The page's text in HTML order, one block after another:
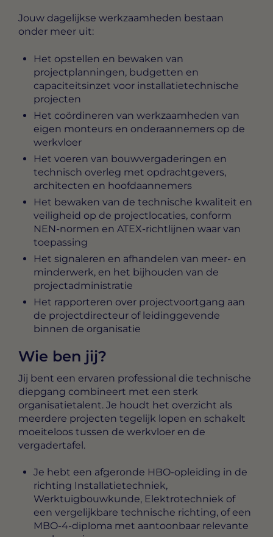
Jouw dagelijkse werkzaamheden bestaan
onder meer uit:
Het opstellen en bewaken van
projectplanningen, budgetten en
capaciteitsinzet voor installatietechnische
projecten
Het coördineren van werkzaamheden van
eigen monteurs en onderaannemers op de
werkvloer
Het voeren van bouwvergaderingen en
technisch overleg met opdrachtgevers,
architecten en hoofdaannemers
Het bewaken van de technische kwaliteit en
veiligheid op de projectlocaties, conform
NEN-normen en ATEX-richtlijnen waar van
toepassing
Het signaleren en afhandelen van meer- en
minderwerk, en het bijhouden van de
projectadministratie
Het rapporteren over projectvoortgang aan
de projectdirecteur of leidinggevende
binnen de organisatie
Wie ben jij?
Jij bent een ervaren professional die technische
diepgang combineert met een sterk
organisatietalent. Je houdt het overzicht als
meerdere projecten tegelijk lopen en schakelt
moeiteloos tussen de werkvloer en de
vergadertafel.
Je hebt een afgeronde HBO-opleiding in de
richting Installatietechniek,
Werktuigbouwkunde, Elektrotechniek of
een vergelijkbare technische richting, of een
MBO-4-diploma met aantoonbaar relevante